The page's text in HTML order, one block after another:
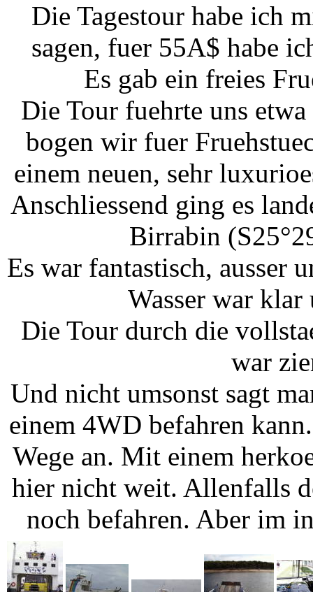
Die Tagestour habe ich
sagen, fuer 55A$ habe
Es gab ein freies
Die Tour fuehrte uns
bogen wir fuer
einem neuen, sehr
Anschliessend ging es
Birrabin
Es war fantastisch, ausser
Wasser war
Die Tour durch die
war
Und nicht umsonst sagt
einem 4WD befahren
Wege an. Mit einem
hier nicht weit. Allenfalls
noch befahren. Aber im